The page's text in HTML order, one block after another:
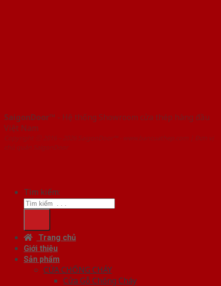
SaigonDoor™ - Hệ thống Showroom cửa thép hàng đầu
Việt Nam
Copyright ⓒ 2016 – 2026 SaigonDoor™ - www.bancuathep.com | Đơn vị
chủ quản SaigonDoor
Tìm kiếm:
Trang chủ
Giới thiệu
Sản phẩm
CỬA CHỐNG CHÁY
Cửa Gỗ Chống Cháy